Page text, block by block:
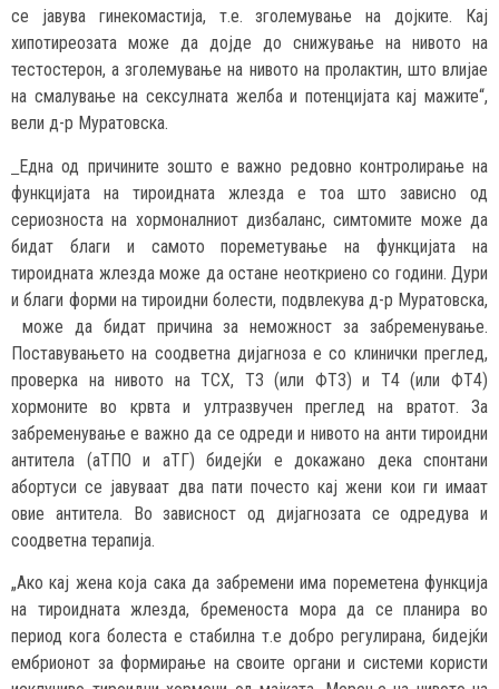
се јавува гинекомастија, т.е. зголемување на дојките. Кај
хипотиреозата може да дојде до снижување на нивото на
тестостерон, а зголемување на нивото на пролактин, што влијае
на смалување на сексулната желба и потенцијата кај мажите“,
вели д-р Муратовска.
Една од причините зошто е важно редовно контролирање на
функцијата на тироидната жлезда е тоа што зависно од
сериозноста на хормоналниот дизбаланс, симтомите може да
бидат благи и самото пореметување на функцијата на
тироидната жлезда може да остане неоткриено со години. Дури
и благи форми на тироидни болести, подвлекува д-р Муратовска,
може да бидат причина за неможност за забременување.
Поставувањето на соодветна дијагноза е со клинички преглед,
проверка на нивото на ТСХ, Т3 (или ФТ3) и Т4 (или ФТ4)
хормоните во крвта и ултразвучен преглед на вратот. За
забременување е важно да се одреди и нивото на анти тироидни
антитела (аТПО и аТГ) бидејќи е докажано дека спонтани
абортуси се јавуваат два пати почесто кај жени кои ги имаат
овие антитела. Во зависност од дијагнозата се одредува и
соодветна терапија.
„Ако кај жена која сака да забремени има пореметена функција
на тироидната жлезда, бременоста мора да се планира во
период кога болеста е стабилна т.е добро регулирана, бидејќи
ембрионот за формирање на своите органи и системи користи